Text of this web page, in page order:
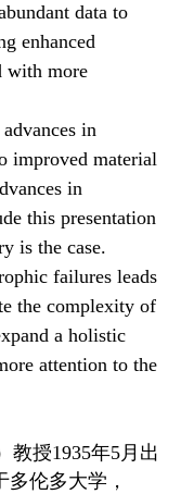
data to
enhanced
with more
in
improved material
in
this presentation
is the case.
failures leads
the complexity of
a holistic
attention to the
教授1935年5月出
伦多大学，